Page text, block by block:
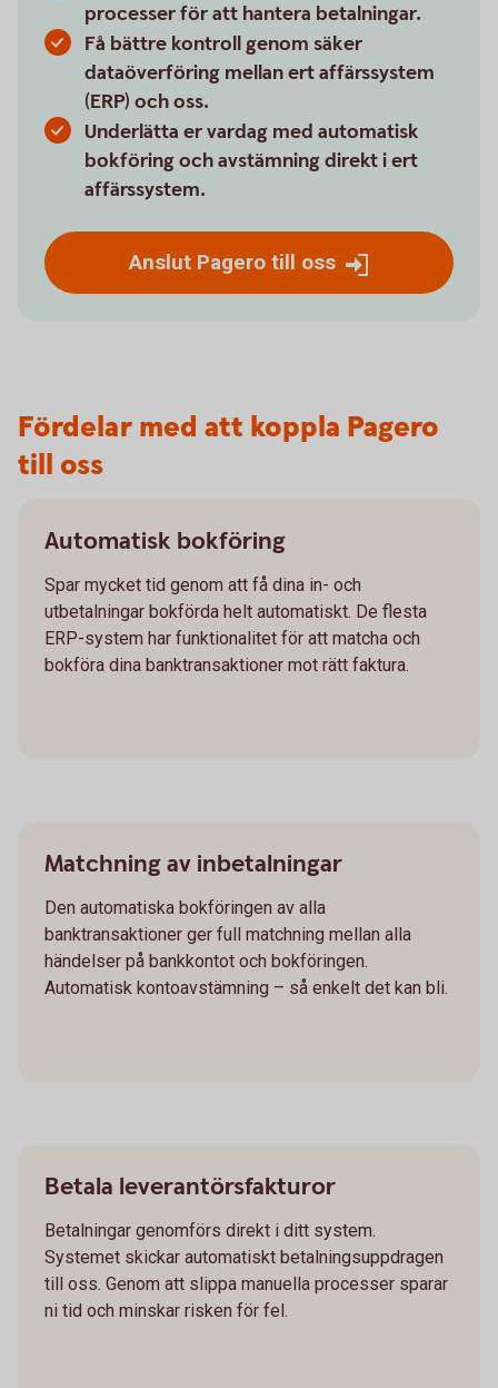
processer för att hantera betalningar.
Få bättre kontroll genom säker
dataöverföring mellan ert affärssystem
(ERP) och oss.
Underlätta er vardag med automatisk
bokföring och avstämning direkt i ert
affärssystem.
Anslut Pagero till oss
Fördelar med att koppla Pagero
till oss
Automatisk bokföring
Spar mycket tid genom att få dina in- och
utbetalningar bokförda helt automatiskt. De flesta
ERP-system har funktionalitet för att matcha och
bokföra dina banktransaktioner mot rätt faktura.
Matchning av inbetalningar
Den automatiska bokföringen av alla
banktransaktioner ger full matchning mellan alla
händelser på bankkontot och bokföringen.
Automatisk kontoavstämning – så enkelt det kan bli.
Betala leverantörsfakturor
Betalningar genomförs direkt i ditt system.
Systemet skickar automatiskt betalningsuppdragen
till oss. Genom att slippa manuella processer sparar
ni tid och minskar risken för fel.